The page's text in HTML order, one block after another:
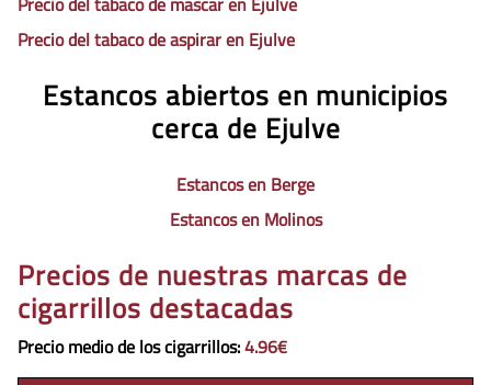
Precio del tabaco de aspirar en Ejulve
Estancos abiertos en municipios
cerca de Ejulve
Estancos en Berge
Estancos en Molinos
Precios de nuestras marcas de
cigarrillos destacadas
Precio medio de los cigarrillos:4.96€